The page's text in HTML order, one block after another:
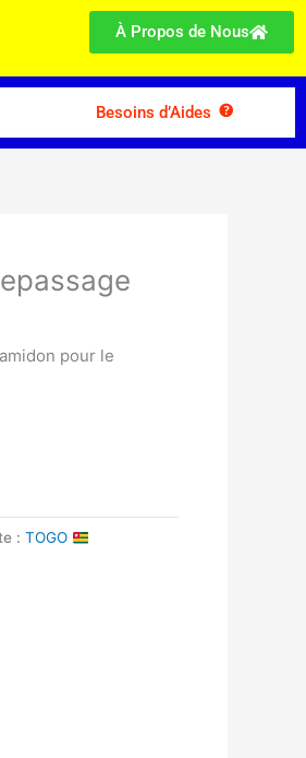
À Propos de Nous
Besoins d’Aides
pour le
:TOGO